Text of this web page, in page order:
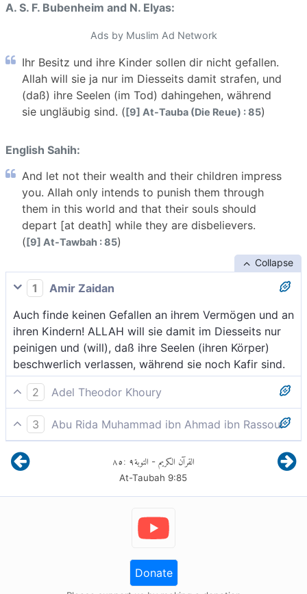
A. S. F. Bubenheim and N. Elyas:
Ads by Muslim Ad Network
Ihr Besitz und ihre Kinder sollen dir nicht gefallen.
Allah will sie ja nur im Diesseits damit strafen, und
(daß) ihre Seelen (im Tod) dahingehen, während
sie ungläubig sind. ([9] At-Tauba (Die Reue) : 85)
English Sahih:
And let not their wealth and their children impress
you. Allah only intends to punish them through
them in this world and that their souls should
depart [at death] while they are disbelievers.
([9] At-Tawbah : 85)
Collapse
1
Amir Zaidan
Auch finde keinen Gefallen an ihrem Vermögen und an
ihren Kindern! ALLAH will sie damit im Diesseits nur
peinigen und (will), daß ihre Seelen (ihren Körper)
beschwerlich verlassen, während sie noch Kafir sind.
2
Adel Theodor Khoury
Nicht sollen ihr Vermögen und ihre Kinder dir gefallen.
Gott will sie ja im Diesseits damit peinigen, und auch
daß ihre Seele (im Tod) dahinschwindet, während sie
ungläubig sind.
3
Abu Rida Muhammad ibn Ahmad ibn Rassoul
Wundere dich weder über ihr Gut noch über ihre
Kinder. Allah will sie damit nur in dieser Welt
bestrafen, und ihre Seelen sollen verscheiden,
während sie noch ungläubig sind.
القرآن الكريم - التوبة٩:٨٥
At-Taubah 9:85
Donate